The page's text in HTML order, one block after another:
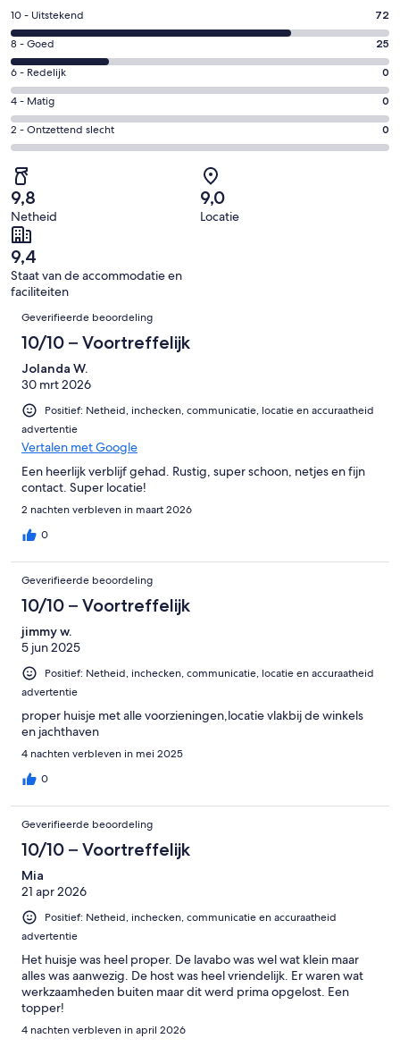
een
nieuw
venster
Gastenscore:
10
-
Uitstekend.
72
van
97
beoordelingen
10 - Uitstekend 72
Gastenscore:
8
-
Goed.
25
van
beoordelingen
8 - Goed 25
Gastenscore:
6
-
Redelijk.
0
van
97
beoordelingen
6 - Redelijk 0
Gastenscore:
4
-
0
van
97
beoordelingen
4 - Matig 0
Gastenscore:
2
-
Ontzettend
slecht.
0
van
97
beoordelingen
2 - Ontzettend slecht 0
9,8
Netheid
9,0
Locatie
9,4
Staat van de accommodatie en
faciliteiten
Beoordelingen
Geverifieerde beoordeling
10/10 – Voortreffelijk
Jolanda W.
30 mrt 2026
Positief: Netheid, inchecken, communicatie, locatie en accuraatheid
advertentie
Vertalen met Google
Een heerlijk verblijf gehad. Rustig, super schoon, netjes en fijn
contact. Super locatie!
2 nachten verbleven in maart 2026
0
Geverifieerde beoordeling
10/10 – Voortreffelijk
jimmy w.
5 jun 2025
Positief: Netheid, inchecken, communicatie, locatie en accuraatheid
advertentie
proper huisje met alle voorzieningen,locatie vlakbij de winkels
en jachthaven
4 nachten verbleven in mei 2025
0
Geverifieerde beoordeling
10/10 – Voortreffelijk
Mia
21 apr 2026
Positief: Netheid, inchecken, communicatie en accuraatheid
advertentie
Het huisje was heel proper. De lavabo was wel wat klein maar
alles was aanwezig. De host was heel vriendelijk. Er waren wat
werkzaamheden buiten maar dit werd prima opgelost. Een
topper!
4 nachten verbleven in april 2026